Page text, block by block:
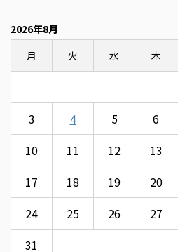
2026年8月
月
火 水 木
3
4 5 6
10
11 12 13
17
18 19 20
24
25 26 27
31